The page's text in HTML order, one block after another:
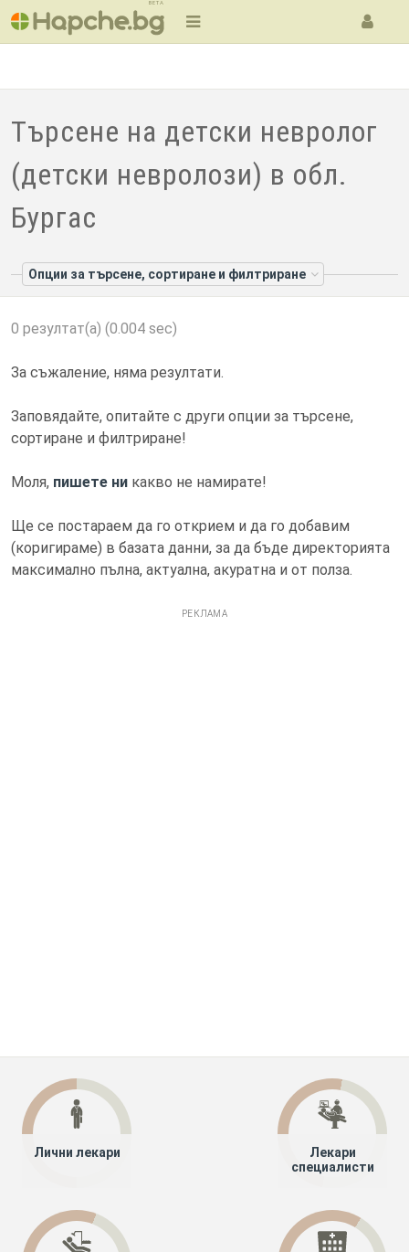
BETA
Търсене на детски невролог
(детски невролози) в обл.
Бургас
Опции за търсене, сортиране и филтриране
0 резултат(а) (0.004 sec)
За съжаление, няма резултати.
Заповядайте, опитайте с други опции за търсене,
сортиране и филтриране!
Моля, пишете ни какво не намирате!
Ще се постараем да го открием и да го добавим
(коригираме) в базата данни, за да бъде директорията
максимално пълна, актуална, акуратна и от полза.
РЕКЛАМА
Лични лекари
Лекари
специалисти